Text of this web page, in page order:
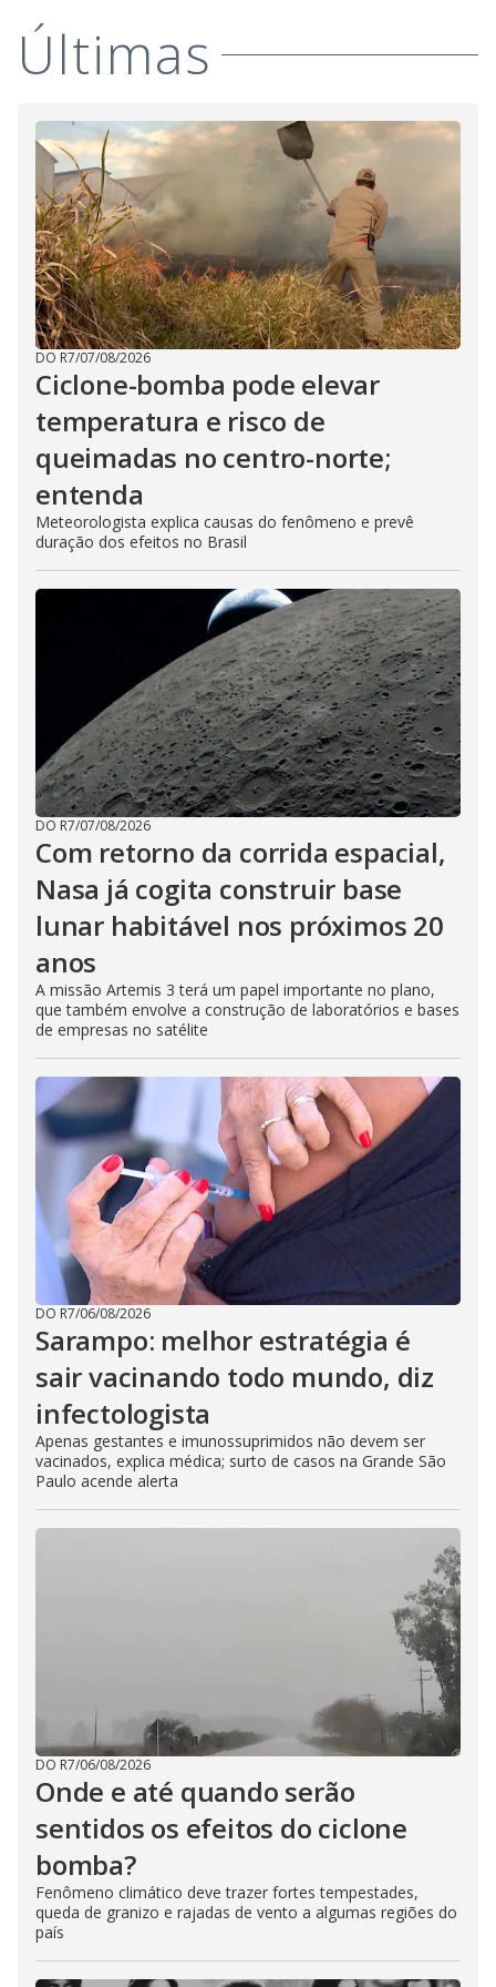
i
d
e
o
Últimas
DO R7/07/08/2026
Ciclone-bomba pode elevar
temperatura e risco de
queimadas no centro-norte;
entenda
Meteorologista explica causas do fenômeno e prevê
duração dos efeitos no Brasil
DO R7/07/08/2026
Com retorno da corrida espacial,
Nasa já cogita construir base
lunar habitável nos próximos 20
anos
A missão Artemis 3 terá um papel importante no plano,
que também envolve a construção de laboratórios e bases
de empresas no satélite
DO R7/06/08/2026
Sarampo: melhor estratégia é
sair vacinando todo mundo, diz
infectologista
Apenas gestantes e imunossuprimidos não devem ser
vacinados, explica médica; surto de casos na Grande São
Paulo acende alerta
DO R7/06/08/2026
Onde e até quando serão
sentidos os efeitos do ciclone
bomba?
Fenômeno climático deve trazer fortes tempestades,
queda de granizo e rajadas de vento a algumas regiões do
país